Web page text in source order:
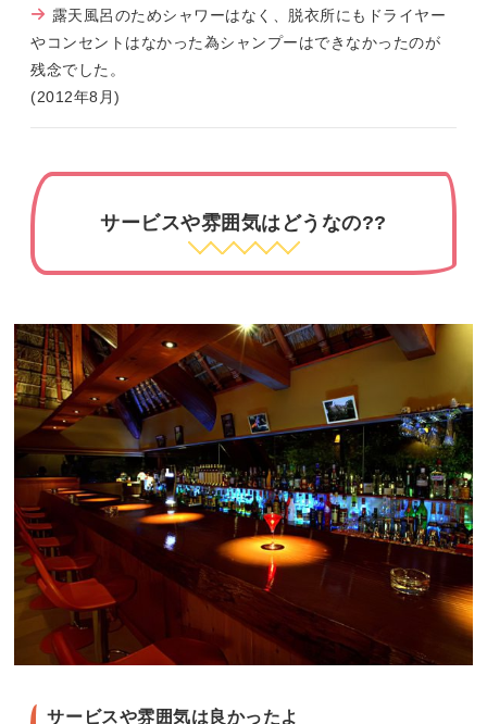
露天風呂のためシャワーはなく、脱衣所にもドライヤー
やコンセントはなかった為シャンプーはできなかったのが
残念でした。
(2012年8月)
サービスや雰囲気はどうなの??
サービスや雰囲気は良かったよ